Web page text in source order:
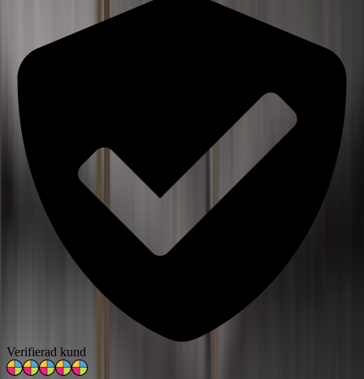
Verifierad kund